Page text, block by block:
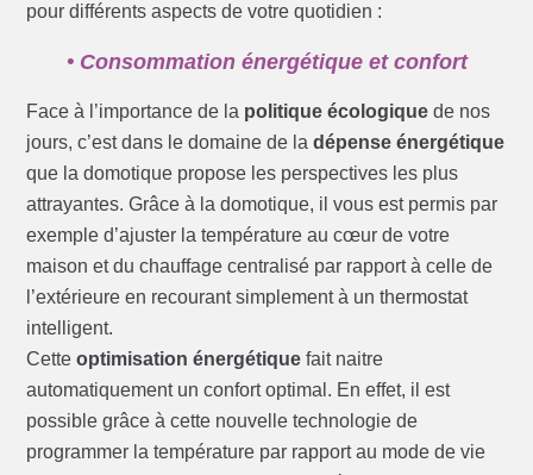
pour différents aspects de votre quotidien :
• Consommation énergétique et confort
Face à l’importance de la politique écologique de nos
jours, c’est dans le domaine de ladépense énergétique
que la domotique propose les perspectives les plus
attrayantes. Grâce à la domotique, il vous est permis par
exemple d’ajuster la température au cœur de votre
maison et du chauffage centralisé par rapport à celle de
l’extérieure en recourant simplement à un thermostat
intelligent.
Cetteoptimisation énergétique fait naitre
automatiquement un confort optimal. En effet, il est
possible grâce à cette nouvelle technologie de
programmer la température par rapport au mode de vie